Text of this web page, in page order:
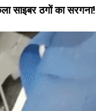
साइबर ठगों का सरगना!